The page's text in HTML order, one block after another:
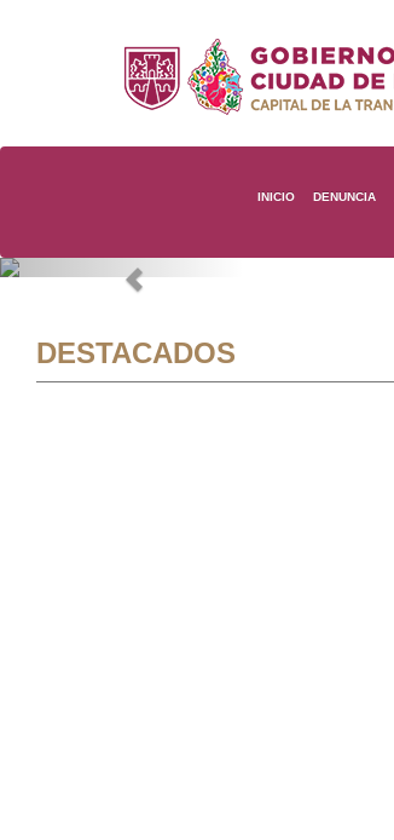
INICIO DENUNCIA
Previous
DESTACADOS